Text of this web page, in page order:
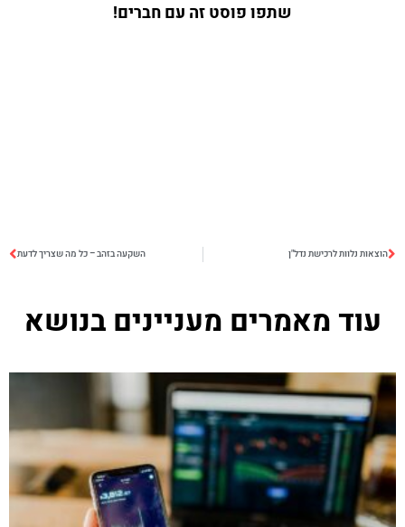
שתפו פוסט זה עם חברים!
הוצאות נלוות לרכישת נדל"ן השקעה בזהב – כל מה שצריך לדעת
עוד מאמרים מעניינים בנושא